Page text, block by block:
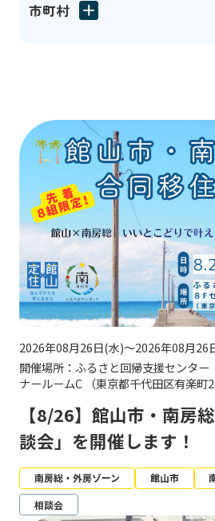
市町村
2026年08月26日(水)～2026年08月26
開催場所：ふるさと回帰支援センター
ナールームC （東京都千代田区有楽町
【8/26】館山市・南房
談会」を開催します！
南房総・外房ゾーン 館山市
相談会